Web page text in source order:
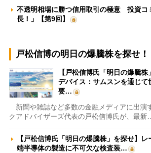
不透明相場に勝つ信用取引の極意 投資コ
長！」【第9回】
戸松信博の明日の爆騰株を探せ！
【戸松信博氏「明日の爆騰
デバイス：サムスンを通じて
要…
新聞や雑誌など多数の金融メディアに出演
クアドバイザーズ代表の戸松信博氏が、最新
【戸松信博氏「明日の爆騰株」を探せ】
端半導体の製造に不可欠な検査装…